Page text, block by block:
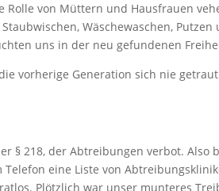
Rolle von Müttern und Hausfrauen
Wäschewaschen, Putzen
uns in der neu gefundenen
vorherige Generation sich nie
§ 218, der Abtreibungen verbot. Also
eine Liste von
Plötzlich war unser munteres